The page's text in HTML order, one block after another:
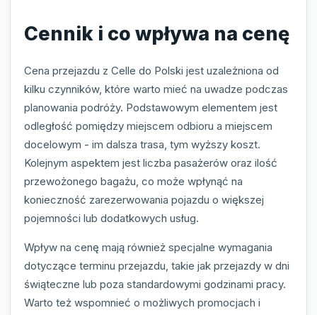
Cennik i co wpływa na cenę
Cena przejazdu z Celle do Polski jest uzależniona od
kilku czynników, które warto mieć na uwadze podczas
planowania podróży. Podstawowym elementem jest
odległość pomiędzy miejscem odbioru a miejscem
docelowym - im dalsza trasa, tym wyższy koszt.
Kolejnym aspektem jest liczba pasażerów oraz ilość
przewożonego bagażu, co może wpłynąć na
konieczność zarezerwowania pojazdu o większej
pojemności lub dodatkowych usług.
Wpływ na cenę mają również specjalne wymagania
dotyczące terminu przejazdu, takie jak przejazdy w dni
świąteczne lub poza standardowymi godzinami pracy.
Warto też wspomnieć o możliwych promocjach i